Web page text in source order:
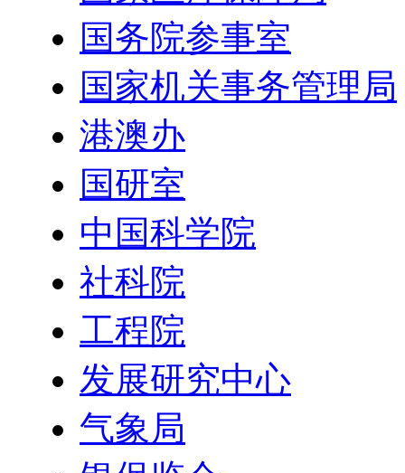
国务院参事室
国家机关事务管理局
港澳办
国研室
中国科学院
社科院
工程院
发展研究中心
气象局